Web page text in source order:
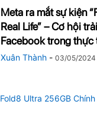
Meta ra mắt sự kiện
Real Life” – Cơ hội
Facebook trong thực
Xuân Thành - 03/05/2024